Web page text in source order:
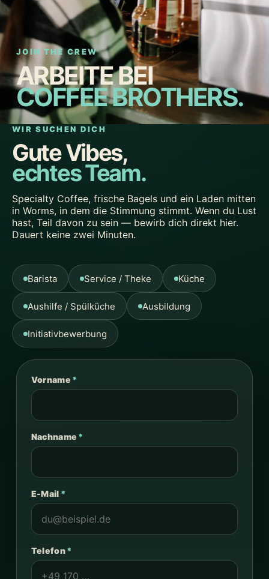
JOIN THE CREW
ARBEITE BEI
COFFEE BROTHERS.
WIR SUCHEN DICH
Gute Vibes,
echtes Team.
Specialty Coffee, frische Bagels und ein Laden mitten
in Worms, in dem die Stimmung stimmt. Wenn du Lust
hast, Teil davon zu sein — bewirb dich direkt hier.
Dauert keine zwei Minuten.
Barista Service / Theke Küche
Aushilfe / Spülküche Ausbildung
Initiativbewerbung
Vorname *
Nachname *
E-Mail *
Telefon*